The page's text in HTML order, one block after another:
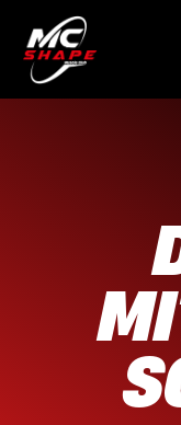
Inhalt
springen